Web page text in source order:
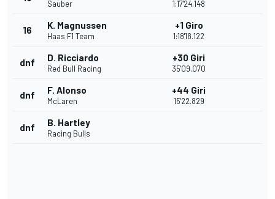
Sauber 1:17'24.148
16 K. Magnussen
Haas F1 Team
+1 Giro
1:18'18.122
dnf D. Ricciardo
Red Bull Racing
+30 Giri
35'09.070
dnf F. Alonso
McLaren
+44 Giri
15'22.829
dnf B. Hartley
Racing Bulls